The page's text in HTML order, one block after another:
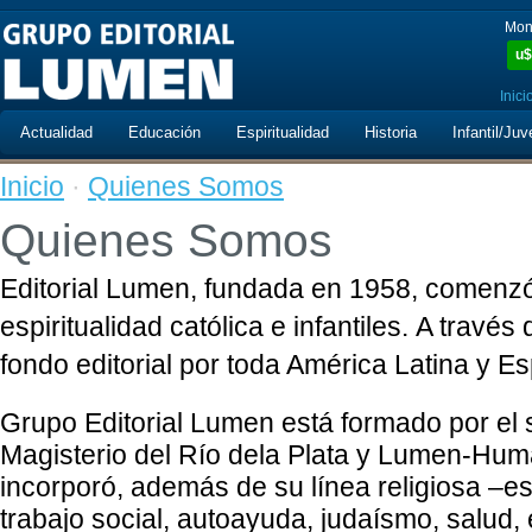
u$
Actualidad Educación Espiritualidad Historia Infantil/
Inicio · Quienes Somos
Quienes Somos
Editorial Lumen, fundada en 1958,
espiritualidad católica e infantiles. A través
fondo editorial por toda América Latina y
Grupo Editorial Lumen está formado por
Magisterio del Río dela Plata y Lumen-
incorporó, además de su línea religiosa
trabajo social, autoayuda, judaísmo, salud,